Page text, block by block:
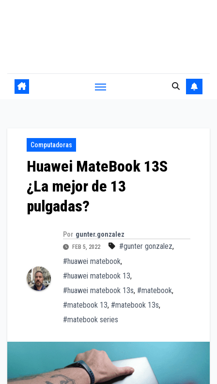
Computadoras
Huawei MateBook 13S
¿La mejor de 13
pulgadas?
Por gunter.gonzalez
FEB 5, 2022 #gunter gonzalez,
#huawei matebook,
#huawei matebook 13,
#huawei matebook 13s, #matebook,
#matebook 13, #matebook 13s,
#matebook series